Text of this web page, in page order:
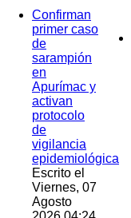
Confirman
primer caso
de
sarampión
en
Apurímac y
activan
protocolo
de
vigilancia
epidemiológica
Escrito el
Viernes, 07
Agosto